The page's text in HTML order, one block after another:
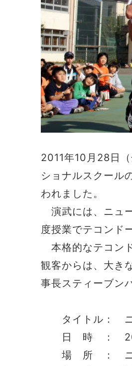
2011年10月28日
ショナルスクール
われました。
演武には、ニュ
度授業でテコンド
本格的なテコン
観客からは、大き
事長スティーブン
タイトル： ニ
日 時 ： 2011
場 所 ： ニュー